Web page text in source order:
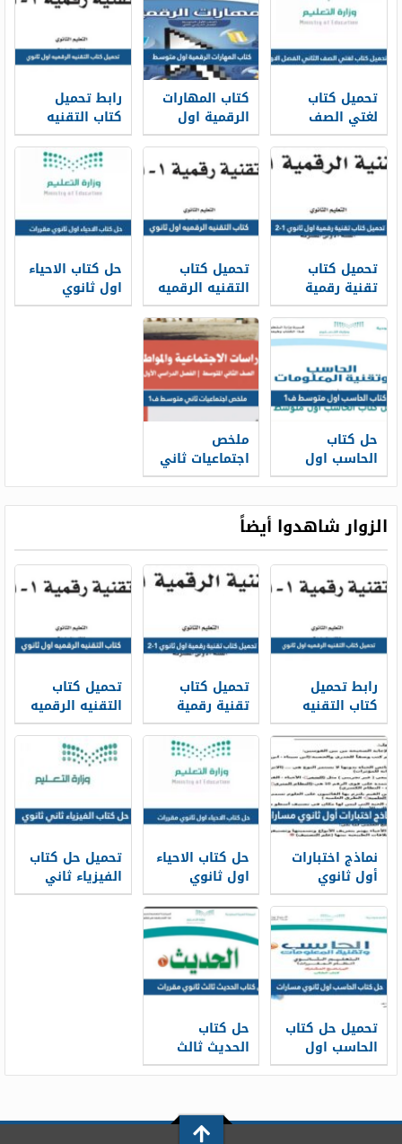
تحميل كتاب
لغتي الصف
الثاني الفصل
الاول 1448 pdf
كتاب المهارات
الرقمية اول
متوسط 1448
رابط تحميل
كتاب التقنيه
الرقميه اول
ثانوي 1448
تحميل كتاب
تقنية رقمية
اول ثانوي 1-2
لعام 1448
تحميل كتاب
التقنيه الرقميه
اول ثانوي 1448
pdf
حل كتاب الاحياء
اول ثانوي
مقررات 1448
حل كتاب
الحاسب اول
متوسط ف1
ملخص
اجتماعيات ثاني
متوسط ف1
الزوار شاهدوا أيضاً
رابط تحميل
كتاب التقنيه
الرقميه اول
ثانوي 1448
تحميل كتاب
تقنية رقمية
اول ثانوي 1-2
لعام 1448
تحميل كتاب
التقنيه الرقميه
اول ثانوي 1448
pdf
نماذج اختبارات
أول ثانوي
مسارات 1448
حل كتاب الاحياء
اول ثانوي
مقررات 1448
تحميل حل كتاب
الفيزياء ثاني
ثانوي مسارات
تحميل حل كتاب
الحاسب اول
ثانوي مسارات
حل كتاب
الحديث ثالث
ثانوي مقررات